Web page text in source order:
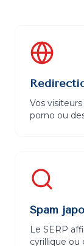
Vos
porno ou
Spam
Le SERP
cyrillique ou